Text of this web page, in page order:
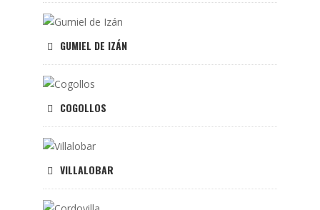
GUMIEL DE IZÁN
COGOLLOS
VILLALOBAR